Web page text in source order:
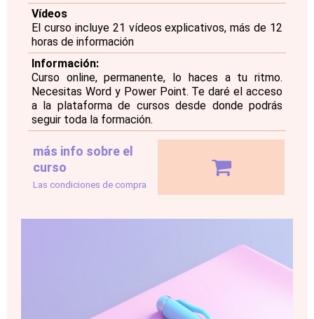
Vídeos
El curso incluye 21 vídeos explicativos, más de 12
horas de información
Información:
Curso online, permanente, lo haces a tu ritmo.
Necesitas Word y Power Point. Te daré el acceso
a la plataforma de cursos desde donde podrás
seguir toda la formación.
más info sobre el
curso
Las condiciones de compra